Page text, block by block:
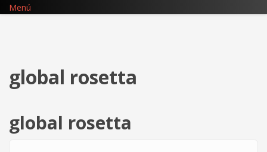
Pasar
Menú
global rosetta
global rosetta